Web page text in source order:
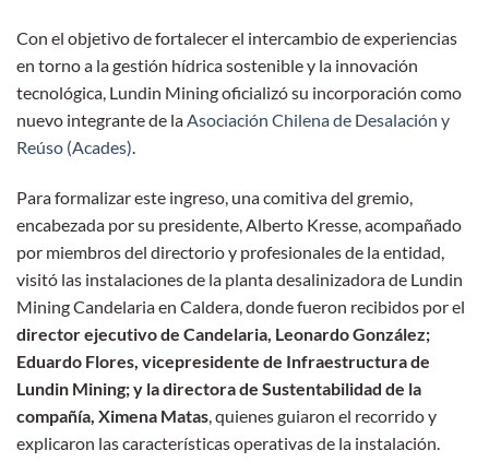
Con el objetivo de fortalecer el intercambio de experiencias
en torno a la gestión hídrica sostenible y la innovación
tecnológica, Lundin Mining oficializó su incorporación como
nuevo integrante de laAsociación Chilena de Desalación y
Reúso (Acades).
Para formalizar este ingreso, una comitiva del gremio,
encabezada por su presidente, Alberto Kresse, acompañado
por miembros del directorio y profesionales de la entidad,
visitó las instalaciones de la planta desalinizadora de Lundin
Mining Candelaria en Caldera, donde fueron recibidos por el
director ejecutivo de Candelaria, Leonardo González;
Eduardo Flores, vicepresidente de Infraestructura de
Lundin Mining; y la directora de Sustentabilidad de la
compañía, Ximena Matas, quienes guiaron el recorrido y
explicaron las características operativas de la instalación.